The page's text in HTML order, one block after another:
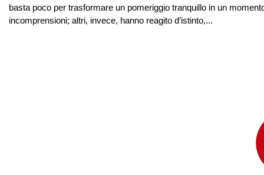
basta poco per trasformare un pomeriggio tranquillo in un
incomprensioni; altri, invece, hanno reagito d’istinto,...